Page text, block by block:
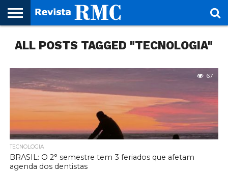
REVISTA
RMC
PROJETO
CULTURAL
RMC – 20
CIDADES
ARTE &
CULTURA
NOTÍCIAS
CORPORATIVAS
EDIÇÕES
ANTERIORES
PARCEIROS
FAÇA
O
FALE
CONOSCO
ALL POSTS TAGGED "TECNOLOGIA"
67
TECNOLOGIA
BRASIL: O 2° semestre tem 3 feriados que afetam
agenda dos dentistas